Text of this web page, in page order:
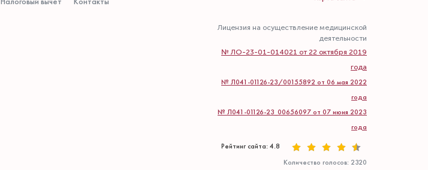
Лицензия на осуществление медицинской
деятельности
№ ЛО-23-01-014021 от 22 октября 2019
года
№ Л041-01126-23/00155892 от 06 мая 2022
года
№ Л041-01126-23_00656097 от 07 июня 2023
года
Рейтинг сайта: 4.8
Количество голосов: 2320